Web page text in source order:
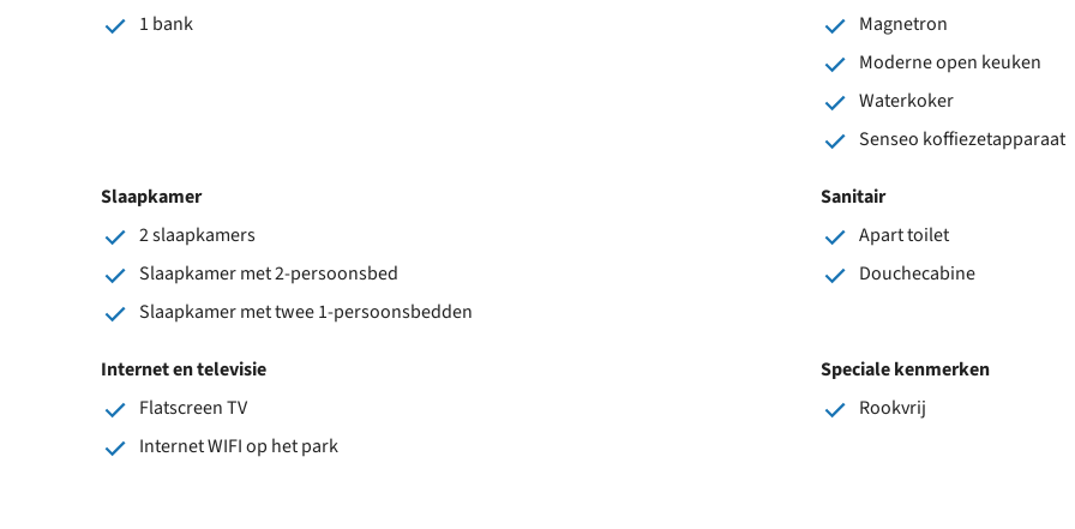
1 bank
Magnetron
Moderne open keuken
Waterkoker
Senseo koffiezetapparaat
Slaapkamer
2 slaapkamers
Slaapkamer met 2-persoonsbed
Slaapkamer met twee 1-persoonsbedden
Sanitair
Apart toilet
Douchecabine
Internet en televisie
Flatscreen TV
Internet WIFI op het park
Speciale kenmerken
Rookvrij